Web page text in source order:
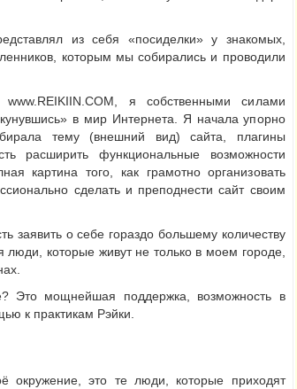
из себя «посиделки» у знакомых,
которым мы собирались и проводили
www.REIKIIN.COM, я собственными силами
в мир Интернета. Я начала упорно
тему (внешний вид) сайта, плагины
расширить функциональные возможности
картина того, как грамотно организовать
сделать и преподнести сайт своим
заявить о себе гораздо большему количеству
люди, которые живут не только в моем городе,
Это мощнейшая поддержка, возможность в
к практикам Рэйки.
окружение, это те люди, которые приходят